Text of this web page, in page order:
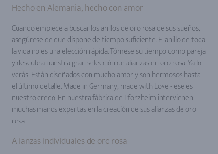
Hecho en Alemania, hecho con amor
Cuando empiece a buscar los anillos de oro rosa de sus sueños,
asegúrese de que dispone de tiempo suficiente. El anillo de toda
la vida no es una elección rápida. Tómese su tiempo como pareja
y descubra nuestra gran selección de alianzas en oro rosa. Ya lo
verás: Están diseñados con mucho amor y son hermosos hasta
el último detalle. Made in Germany, made with Love - ese es
nuestro credo. En nuestra fábrica de Pforzheim intervienen
muchas manos expertas en la creación de sus alianzas de oro
rosa.
Alianzas individuales de oro rosa